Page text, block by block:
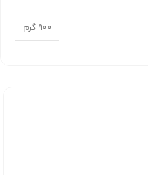
900 گرم